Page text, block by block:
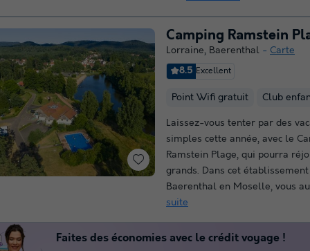
Camping Ramstein
Lorraine, Baerenthal
Carte
8.5 Excellent
Point Wifi gratuit Club
Laissez-vous tenter par des
simples cette année, avec le
Ramstein Plage, qui pourra
grands. Dans cet
Baerenthal en Moselle, vous
suite
Faites des économies avec le crédit voyage !